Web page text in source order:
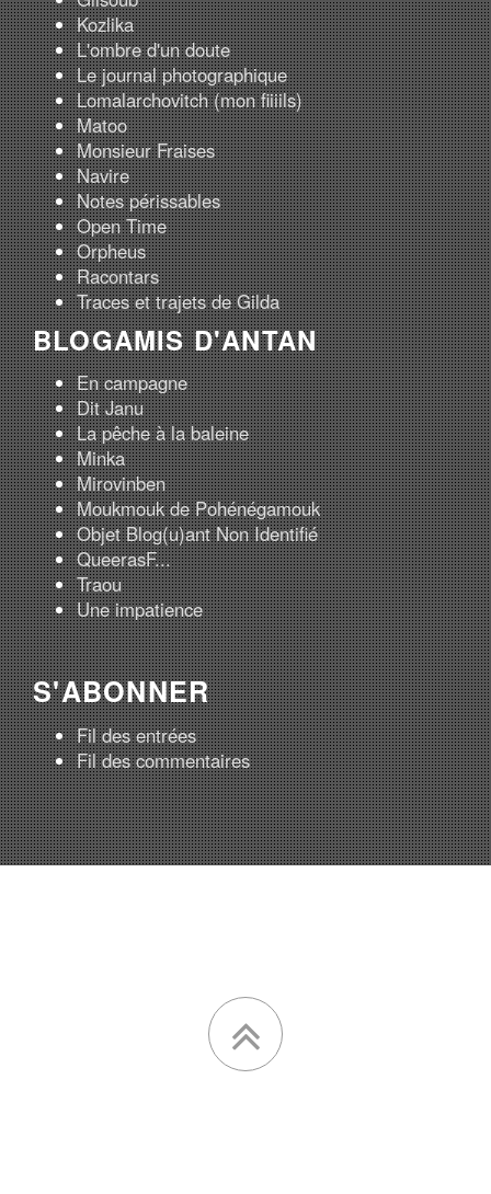
Kozlika
L'ombre d'un doute
Le journal photographique
Lomalarchovitch (mon fiiiils)
Matoo
Monsieur Fraises
Navire
Notes périssables
Open Time
Orpheus
Racontars
Traces et trajets de Gilda
BLOGAMIS D'ANTAN
En campagne
Dit Janu
La pêche à la baleine
Minka
Mirovinben
Moukmouk de Pohénégamouk
Objet Blog(u)ant Non Identifié
QueerasF...
Traou
Une impatience
S'ABONNER
Fil des entrées
Fil des commentaires